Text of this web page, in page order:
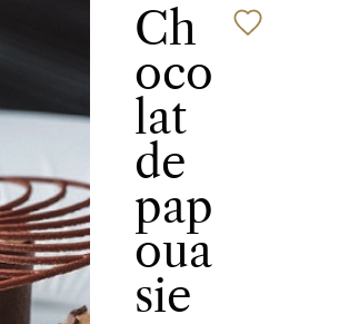
Ch
oco
lat
de
pap
oua
sie